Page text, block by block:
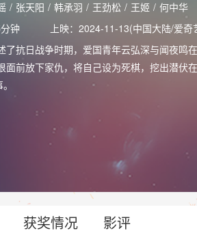
/ 张天阳 / 韩承羽 / 王劲松 / 王姬 / 何中华
钟
上映：2024-11-13(中国大陆/爱奇
抗日战争时期，爱国青年云弘深与闻夜鸣
面前放下家仇，将自己设为死棋，挖出潜伏
获奖情况 影评